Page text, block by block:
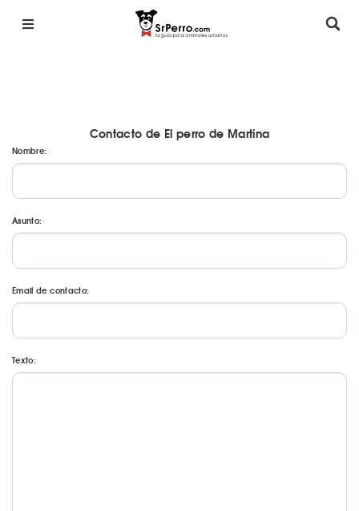
Contacto de El perro de Martina
Nombre:
Asunto:
Email de contacto:
Texto: